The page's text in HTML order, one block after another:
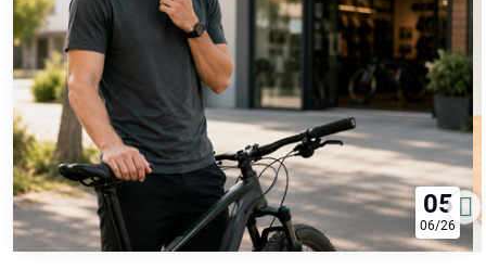
05
06/26